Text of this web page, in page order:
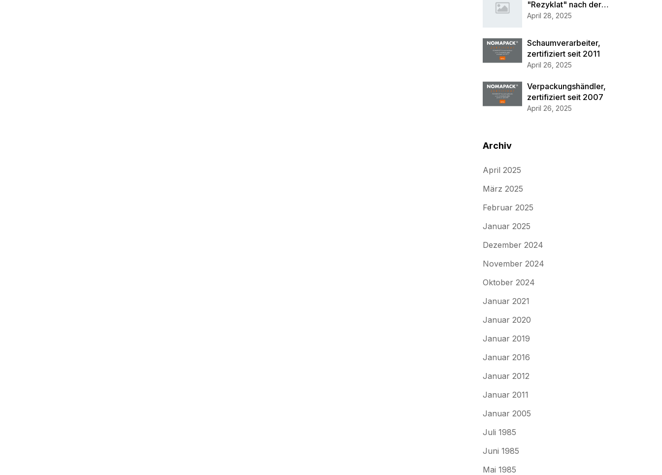
"Rezyklat" nach der
Herkunft
April 28, 2025
Schaumverarbeiter,
zertifiziert seit 2011
April 26, 2025
Verpackungshändler,
zertifiziert seit 2007
April 26, 2025
Archiv
April 2025
März 2025
Februar 2025
Januar 2025
Dezember 2024
November 2024
Oktober 2024
Januar 2021
Januar 2020
Januar 2019
Januar 2016
Januar 2012
Januar 2011
Januar 2005
Juli 1985
Juni 1985
Mai 1985